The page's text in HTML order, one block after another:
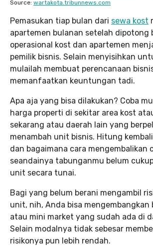
Source: wartakota.tribunnews.com
Pemasukan tiap bulan dari sewa kost
apartemen bulanan setelah dipotong
operasional kost dan apartemen
pemilik bisnis. Selain menyisihkan
mulailah membuat perencanaan
memanfaatkan keuntungan tadi.
Apa aja yang bisa dilakukan? Coba
harga properti di sekitar area kost
sekarang atau daerah lain yang
menambah unit bisnis. Hitung
dan bagaimana cara mengembalikan
seandainya tabunganmu belum
unit secara tunai.
Bagi yang belum berani mengambil
unit, nih, Anda bisa mengembangkan
atau mini market yang sudah ada di
Selain modalnya tidak sebesar
risikonya pun lebih rendah.